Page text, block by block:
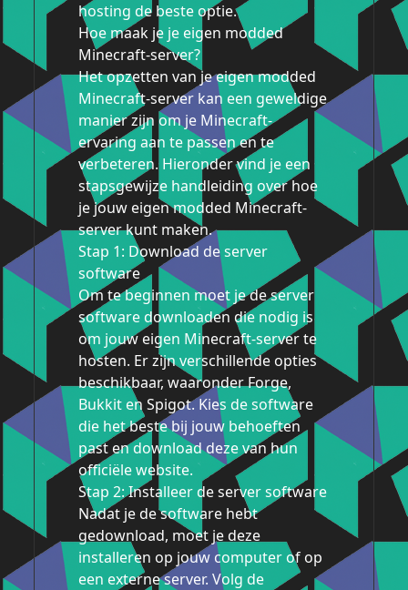
hosting de beste optie.
Hoe maak je je eigen modded
Minecraft-server?
Het opzetten van je eigen modded
Minecraft-server kan een geweldige
manier zijn om je Minecraft-
ervaring aan te passen en te
verbeteren. Hieronder vind je een
stapsgewijze handleiding over hoe
je jouw eigen modded Minecraft-
server kunt maken.
Stap 1: Download de server
software
Om te beginnen moet je de server
software downloaden die nodig is
om jouw eigen Minecraft-server te
hosten. Er zijn verschillende opties
beschikbaar, waaronder Forge,
Bukkit en Spigot. Kies de software
die het beste bij jouw behoeften
past en download deze van hun
officiële website.
Stap 2: Installeer de server software
Nadat je de software hebt
gedownload, moet je deze
installeren op jouw computer of op
een externe server. Volg de